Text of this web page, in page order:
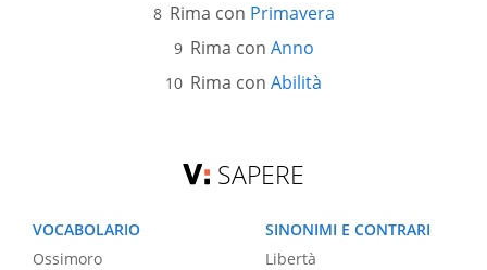
Rima con Primavera
Rima con Anno
Rima con Abilità
SAPERE
VOCABOLARIO
Ossimoro
SINONIMI E CONTRARI
Libertà